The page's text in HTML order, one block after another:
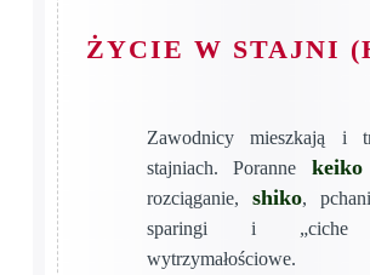
ŻYCIE W STAJNI
Zawodnicy mieszkają i
stajniach. Poranne keiko
rozciąganie, shiko,
sparingi i „ciche
wytrzymałościowe.